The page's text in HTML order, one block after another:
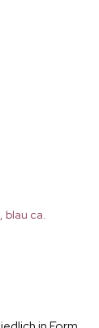
blau ca.